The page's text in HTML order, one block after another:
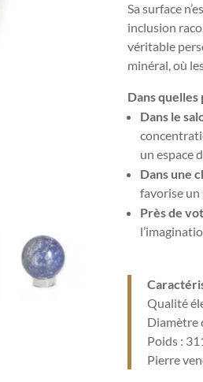
Sa surface
inclusion
véritable
minéral, où
Dans quelles
Dans le
un espace
Dans une
favorise un
Près de
Qualité
Diamètre
Poids :
Pierre